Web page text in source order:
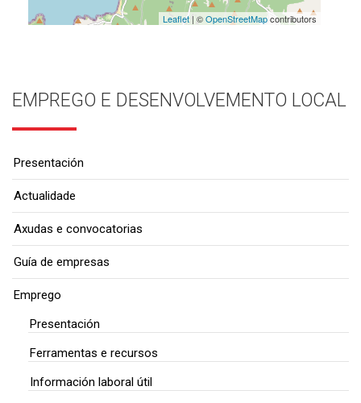
Leaflet| ©OpenStreetMapcontributors
EMPREGO E DESENVOLVEMENTO LOCAL
Presentación
Actualidade
Axudas e convocatorias
Guía de empresas
Emprego
Presentación
Ferramentas e recursos
Información laboral útil